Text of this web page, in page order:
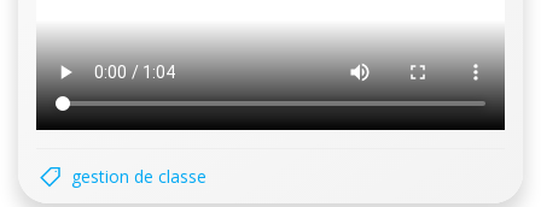
gestion de classe